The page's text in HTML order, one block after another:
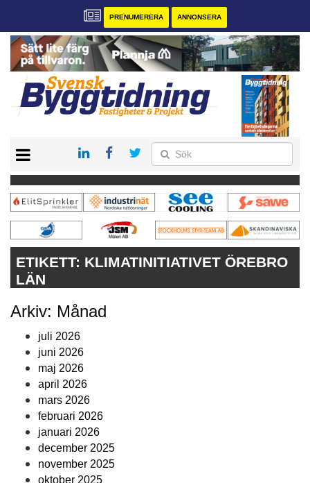
PRENUMERERA ANNONSERA
PRENUMERERA
VÅRA ANDRA MAGASIN
ANNONSERA
KONTAKT
ETIKETT: KLIMATINITIATIVET ÖREBRO
LÄN
Arkiv: Månad
juli 2026
juni 2026
maj 2026
april 2026
mars 2026
februari 2026
januari 2026
december 2025
november 2025
oktober 2025